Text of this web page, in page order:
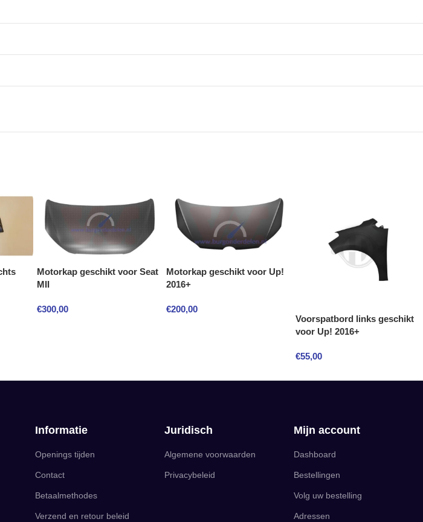
Motorkap geschikt voor Seat
MII
€300,00
Motorkap geschikt voor Up!
2016+
€200,00
Voorspatbord links geschikt
voor Up! 2016+
€55,00
Informatie
Openings tijden
Contact
Betaalmethodes
Verzend en retour beleid
Juridisch
Algemene voorwaarden
Privacybeleid
Mijn account
Dashboard
Bestellingen
Volg uw bestelling
Adressen